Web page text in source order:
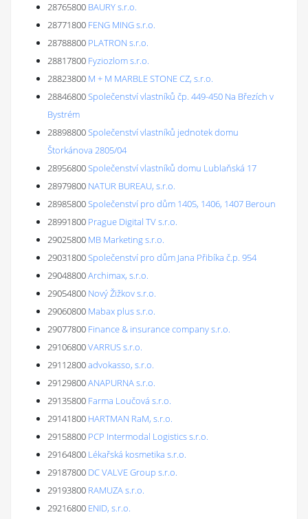
28765800 BAURY s.r.o.
28771800 FENG MING s.r.o.
28788800 PLATRON s.r.o.
28817800 Fyziozlom s.r.o.
28823800 M + M MARBLE STONE CZ, s.r.o.
28846800Společenství vlastníků čp. 449-450 Na Březích v
Bystrém
28898800Společenství vlastníků jednotek domu
Štorkánova 2805/04
28956800Společenství vlastníků domu Lublaňská 17
28979800 NATUR BUREAU, s.r.o.
28985800Společenství pro dům 1405, 1406, 1407 Beroun
28991800 Prague Digital TV s.r.o.
29025800 MB Marketing s.r.o.
29031800Společenství pro dům Jana Přibíka č.p. 954
29048800Archimax, s.r.o.
29054800 Nový Žižkov s.r.o.
29060800 Mabax plus s.r.o.
29077800 Finance & insurance company s.r.o.
29106800VARRUS s.r.o.
29112800advokasso, s.r.o.
29129800ANAPURNA s.r.o.
29135800 Farma Loučová s.r.o.
29141800 HARTMAN RaM, s.r.o.
29158800 PCP Intermodal Logistics s.r.o.
29164800 Lékařská kosmetika s.r.o.
29187800 DC VALVE Group s.r.o.
29193800 RAMUZA s.r.o.
29216800 ENID, s.r.o.